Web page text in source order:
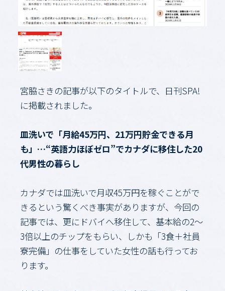
宮脇さきの記事が以下のタイトルで、日刊SPA!
に掲載されました。
皿洗いで「月給45万円、21万円貯金できる月
も」…“英語力ほぼゼロ”でカナダに移住した20
代男性の暮らし
カナダでは皿洗いで月収45万円を稼ぐことがで
きるという驚くべき事実がありますが、今回の
記事では、更にドバイへ移住して、基本給の2～
3倍以上のチップをもらい、しかも「3食＋社員
寮完備」の仕事をしていた女性の話も行ってお
ります。